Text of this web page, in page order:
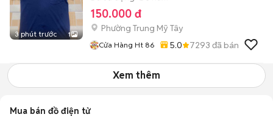
3 phút trước 1
150.000 đ
Phường Trung Mỹ Tây
Cửa Hàng Ht 86 5.0 7293 đã bán
Xem thêm
Mua bán đồ điện tử